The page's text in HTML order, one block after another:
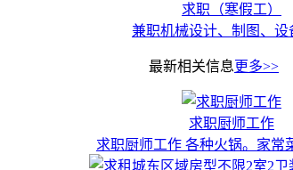
求职（寒假工）
兼职机械设计、制图、设
最新相关信息更多>>
求职厨师工作
求职厨师工作 各种火锅。家常